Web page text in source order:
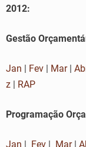
2012:
Gestão
Jan | Fev | Mar|
z | RAP
Programação
Jan | Fev | Mar|